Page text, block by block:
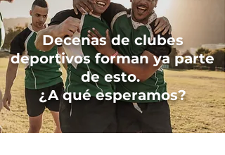
Decenas de clubes
deportivos forman ya parte
de esto.
¿A qué esperamos?